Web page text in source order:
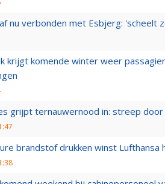
nu verbonden met Esbjerg: 'scheelt
krijgt komende winter weer
grijpt ternauwernood in: streep
brandstof drukken winst Lufthansa